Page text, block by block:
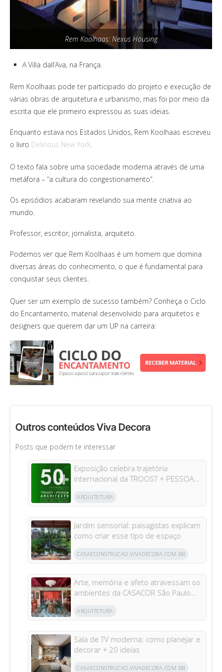
Rem Koolhaas: Nexus Housing
A Villa dall’Ava, na França.
Rem Koolhaas pode ter participado do projeto e execução de
várias obras de arquitetura e urbanismo, mas foi por meio da
escrita que ele primeiro expressou as suas ideias.
Enquanto estava nos Estados Unidos, Rem Koolhaas escreveu
o livro Delirious New York
O texto fala sobre uma sociedade moderna através de uma
metáfora – “a cultura do congestionamento”.
Os episódios acabaram revelando sua mente criativa ao
mundo.
Professor, escritor, jornalista, arquiteto.
Podemos ver que Rem Koolhaas é um homem que domina
diversas áreas do conhecimento, o que é fundamental para
conquistar seus clientes.
Quer ser um exemplo de sucesso também? Conheça o Ciclo
do Encantamento, material desenvolvido para arquitetos e
designers que querem dar um UP na carreira:
Outros conteúdos Viva Decora
Posts que podem te interessar
Exposição celebra trajetória
internacional da TROOST + PESSOA
ARQUITETURA
Jardim sensorial: paisagistas explicam
como criar esse tipo de espaço
CASAECONSTRUCAO.VIVADECORA.COM.BR
Arte, memória e afeto atravessam os
ambientes da CASACOR São Paulo
ARQUITETURA
Sala de TV moderna: como planejar e
decorar + 20 ideias
CASAECONSTRUCAO.VIVADECORA.COM.BR